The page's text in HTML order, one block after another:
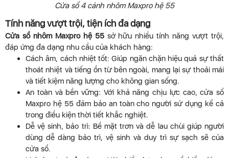
Cửa sổ 4 cánh nhôm Maxpro hệ 55
Tính năng vượt trội, tiện ích đa dạng
Cửa sổ nhôm Maxpro hệ 55sở hữu nhiều tính năng vượt trội,
đáp ứng đa dạng nhu cầu của khách hàng:
Cách âm, cách nhiệt tốt: Giúp ngăn chặn hiệu quả sự thất
thoát nhiệt và tiếng ồn từ bên ngoài, mang lại sự thoải mái
và tiết kiệm năng lượng cho không gian sống.
An toàn và bền vững: Với khả năng chịu lực cao, cửa sổ
Maxpro hệ 55 đảm bảo an toàn cho người sử dụng kể cả
trong điều kiện thời tiết khắc nghiệt.
Dễ vệ sinh, bảo trì: Bề mặt trơn và dễ lau chùi giúp người
dùng dễ dàng bảo trì, vệ sinh và duy trì sự sạch sẽ của
cửa sổ.